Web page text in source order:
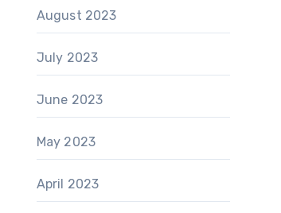
August 2023
July 2023
June 2023
May 2023
April 2023